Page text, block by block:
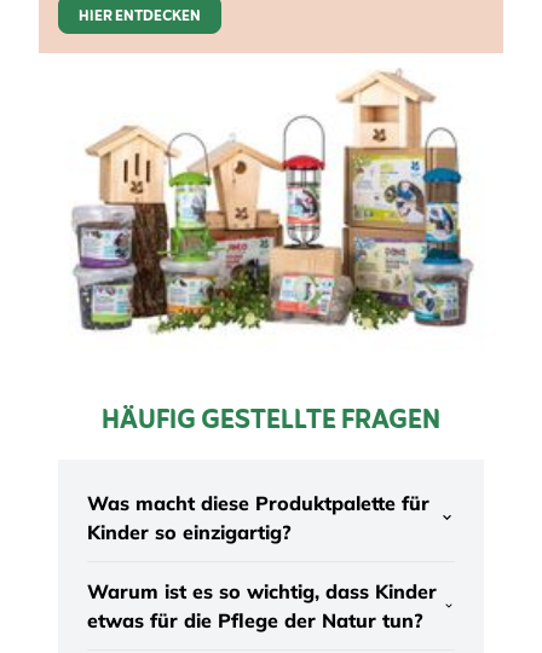
HIER ENTDECKEN
HÄUFIG GESTELLTE FRAGEN
Was macht diese Produktpalette für
Kinder so einzigartig?
Warum ist es so wichtig, dass Kinder
etwas für die Pflege der Natur tun?